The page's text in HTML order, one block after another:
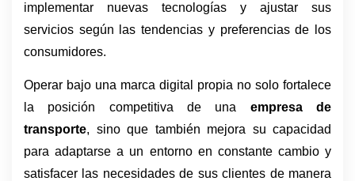
implementar nuevas tecnologías y ajustar sus
servicios según las tendencias y preferencias de los
consumidores.
Operar bajo una marca digital propia no solo fortalece
la posición competitiva de una empresa de
transporte, sino que también mejora su capacidad
para adaptarse a un entorno en constante cambio y
satisfacer las necesidades de sus clientes de manera